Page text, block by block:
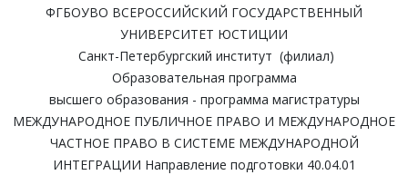
ФГБОУВО ВСЕРОССИЙСКИЙ ГОСУДАРСТВЕННЫЙ
УНИВЕРСИТЕТ ЮСТИЦИИ
Санкт-Петербургский институт (филиал)
Образовательная программа
высшего образования - программа магистратуры
МЕЖДУНАРОДНОЕ ПУБЛИЧНОЕ ПРАВО И МЕЖДУНАРОДНОЕ
ЧАСТНОЕ ПРАВО В СИСТЕМЕ МЕЖДУНАРОДНОЙ
ИНТЕГРАЦИИ Направление подготовки 40.04.01